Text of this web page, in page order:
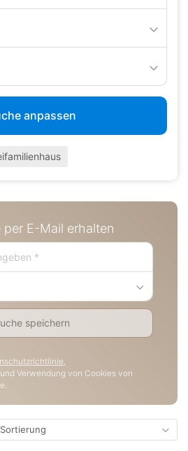
anpassen
E-Mail erhalten
speichern
,
und Verwendung von Cookies von
Sortierung